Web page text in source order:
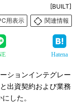
[BUILT]
用表示
関連情報
Hatena
ションインテグレー
出資契約および業務
した。